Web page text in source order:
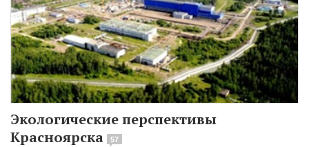
Экологические перспективы
Красноярска
57